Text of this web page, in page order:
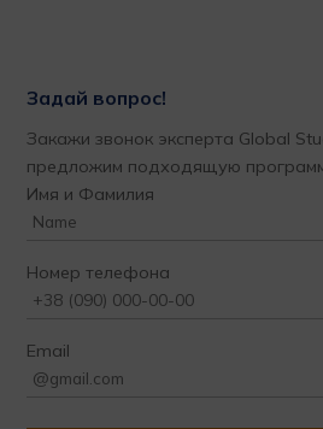
Задай вопрос!
Закажи звонок эксперта Global
предложим подходящую
Имя и Фамилия
Номер телефона
Email